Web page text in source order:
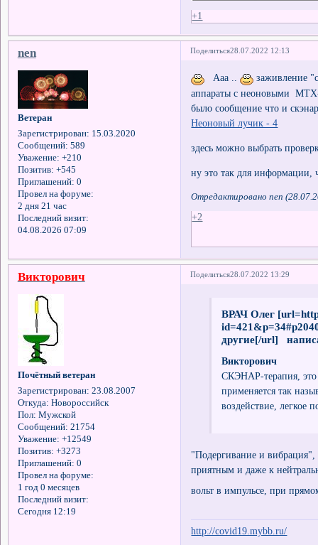
+1
Поделиться28.07.2022 12:13
nen
Ветеран
Зарегистрирован: 15.03.2020
Сообщений: 589
Уважение: +210
Позитив: +545
Приглашений: 0
Провел на форуме:
2 дня 21 час
Последний визит:
04.08.2026 07:09
Ааа ..
заживление
аппараты с неоновыми
было сообщение что и
Неоновый лучик - 4
здесь можно выбрать
ну это так для информации,
Отредактировано nen
+2
Поделиться28.07.2022 13:29
Викторович
Почётный ветеран
Зарегистрирован: 23.08.2007
Откуда: Новороссийск
Пол: Мужской
Сообщений: 21754
Уважение: +12549
Позитив: +3273
Приглашений: 0
Провел на форуме:
1 год 0 месяцев
Последний визит:
Сегодня 12:19
ВРАЧ Олег
другие[/url]
Викторович
СКЭНАР-терапия, это
применяется так
воздействие, легкое
"Подергивание и вибрация",
приятным и даже к
вольт в импульсе, при
http://covid19.mybb.ru/